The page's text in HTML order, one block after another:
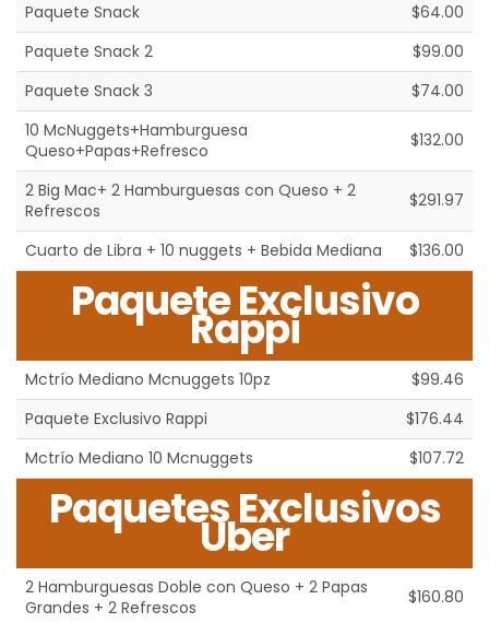
Paquete Snack
$64.00
Paquete Snack 2
$99.00
Paquete Snack 3
$74.00
10 McNuggets+Hamburguesa
Queso+Papas+Refresco
$132.00
2 Big Mac+ 2 Hamburguesas con Queso + 2
Refrescos
$291.97
Cuarto de Libra + 10 nuggets + Bebida Mediana $136.00
Paquete Exclusivo
Rappi
Mctrío Mediano Mcnuggets 10pz
$99.46
Paquete Exclusivo Rappi
$176.44
Mctrío Mediano 10 Mcnuggets
$107.72
Paquetes Exclusivos
Uber
2 Hamburguesas Doble con Queso + 2 Papas
Grandes + 2 Refrescos
$160.80